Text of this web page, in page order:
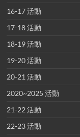
16-17 活動
17-18 活動
18-19 活動
19-20 活動
20-21 活動
2020~2025 活動
21-22 活動
22-23 活動